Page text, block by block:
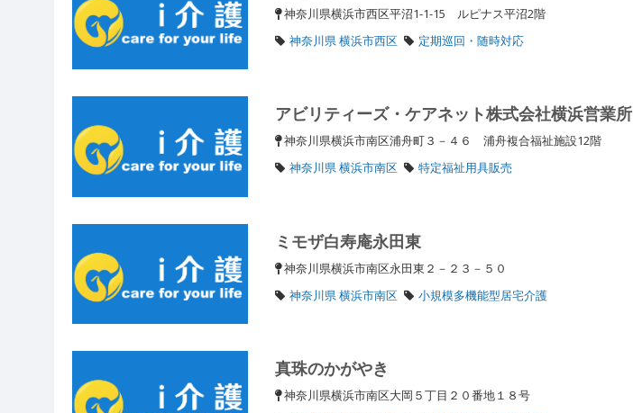
神奈川県横浜市西区平沼1-1-15 ルピナス平沼2階
神奈川県 横浜市西区
定期巡回・随時対応
アビリティーズ・ケアネット株式会社横浜営業所
神奈川県横浜市南区浦舟町３－４６ 浦舟複合福祉施設12階
神奈川県 横浜市南区
特定福祉用具販売
ミモザ白寿庵永田東
神奈川県横浜市南区永田東２－２３－５０
神奈川県 横浜市南区
小規模多機能型居宅介護
真珠のかがやき
神奈川県横浜市南区大岡５丁目２０番地１８号